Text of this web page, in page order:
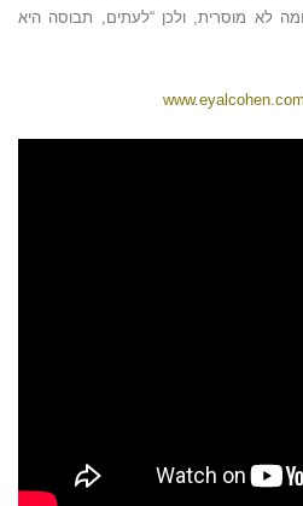
לא מוסרית, ולכן “לעתים, תבוסה היא